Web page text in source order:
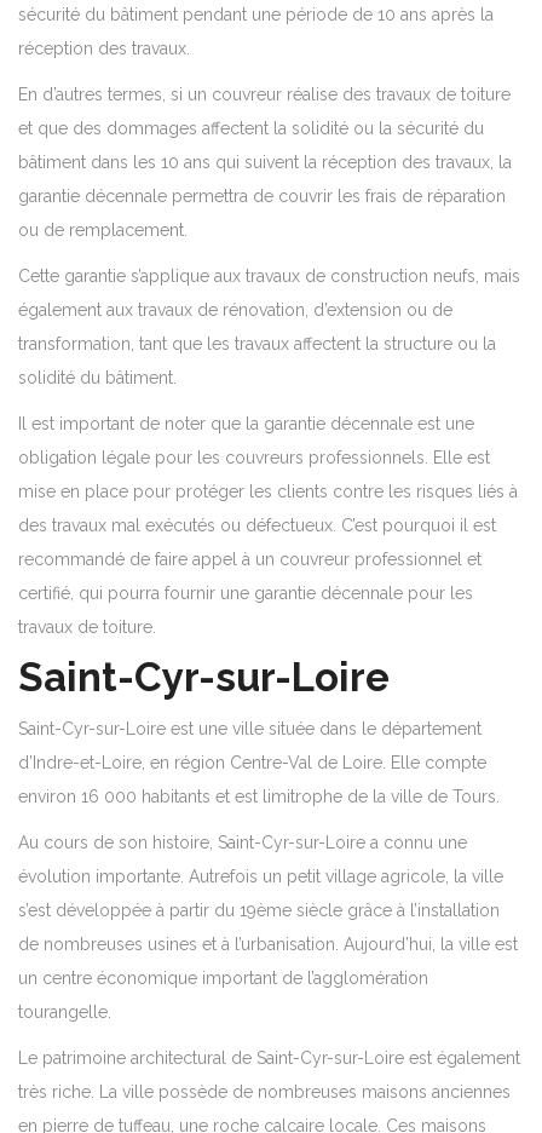
sécurité du bâtiment pendant une période de 10 ans après la
réception des travaux.
En d’autres termes, si un couvreur réalise des travaux de toiture
et que des dommages affectent la solidité ou la sécurité du
bâtiment dans les 10 ans qui suivent la réception des travaux, la
garantie décennale permettra de couvrir les frais de réparation
ou de remplacement.
Cette garantie s’applique aux travaux de construction neufs, mais
également aux travaux de rénovation, d’extension ou de
transformation, tant que les travaux affectent la structure ou la
solidité du bâtiment.
Il est important de noter que la garantie décennale est une
obligation légale pour les couvreurs professionnels. Elle est
mise en place pour protéger les clients contre les risques liés à
des travaux mal exécutés ou défectueux. C’est pourquoi il est
recommandé de faire appel à un couvreur professionnel et
certifié, qui pourra fournir une garantie décennale pour les
travaux de toiture.
Saint-Cyr-sur-Loire
Saint-Cyr-sur-Loire est une ville située dans le département
d’Indre-et-Loire, en région Centre-Val de Loire. Elle compte
environ 16 000 habitants et est limitrophe de la ville de Tours.
Au cours de son histoire, Saint-Cyr-sur-Loire a connu une
évolution importante. Autrefois un petit village agricole, la ville
s’est développée à partir du 19ème siècle grâce à l’installation
de nombreuses usines et à l’urbanisation. Aujourd’hui, la ville est
un centre économique important de l’agglomération
tourangelle.
Le patrimoine architectural de Saint-Cyr-sur-Loire est également
très riche. La ville possède de nombreuses maisons anciennes
en pierre de tuffeau, une roche calcaire locale. Ces maisons